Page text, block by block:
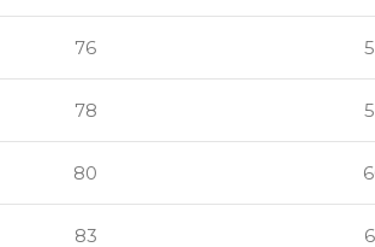
76
78
80
83